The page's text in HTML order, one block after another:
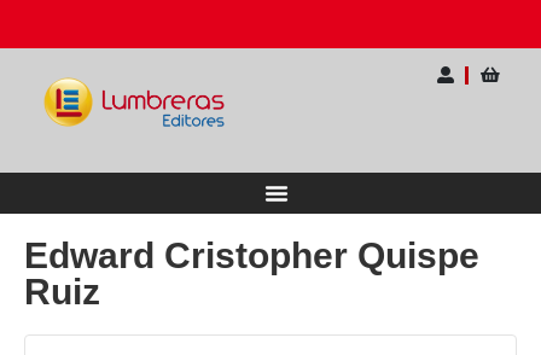
Edward Cristopher Quispe
Ruiz